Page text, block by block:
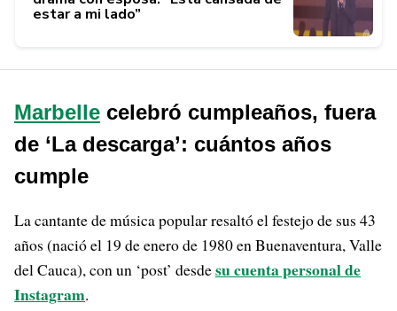
estar a mi lado”
Marbelle celebró cumpleaños, fuera
de ‘La descarga’: cuántos años
cumple
La cantante de música popular resaltó el festejo de sus 43
años (nació el 19 de enero de 1980 en Buenaventura, Valle
del Cauca), con un ‘post’ desdesu cuenta personal de
Instagram.